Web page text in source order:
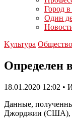
Город
Один
Kультура Общество
Определен
18.01.2020 12:02
Данные,
Джорджии (США),